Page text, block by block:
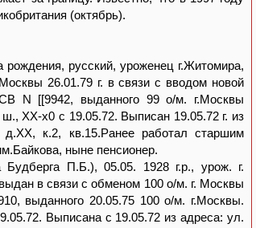
(октябрь).
русский, уроженец г.Житомира,
26.01.79 г. в связи с вводом новой
N [[9942, выданного 99 о/м. г.Москвы
ХХ-х0 с 19.05.72. Выписан 19.05.72 г. из
д.ХХ, к.2, кв.15.Ранее работал старшим
ныне пенсионер.
П.Б.), 05.05. 1928 г.р., урож. г.
в связи с обменом 100 о/м. г. Москвы
выданного 20.05.75 100 о/м. г.Москвы.
Выписана с 19.05.72 из адреса: ул.